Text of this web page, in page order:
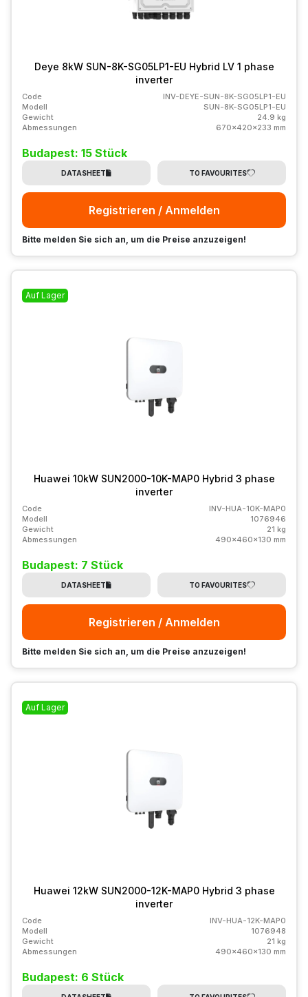
Deye 8kW SUN-8K-SG05LP1-EU Hybrid LV 1 phase
inverter
Code
INV-DEYE-SUN-8K-SG05LP1-EU
Modell
SUN-8K-SG05LP1-EU
Gewicht
24.9 kg
Abmessungen
670x420x233 mm
Budapest: 15 Stück
DATASHEET TO FAVOURITES
Registrieren / Anmelden
Bitte melden Sie sich an, um die Preise anzuzeigen!
Auf Lager
Huawei 10kW SUN2000-10K-MAP0 Hybrid 3 phase
inverter
Code
INV-HUA-10K-MAP0
Modell
1076946
Gewicht
21 kg
Abmessungen
490x460x130 mm
Budapest: 7 Stück
DATASHEET TO FAVOURITES
Registrieren / Anmelden
Bitte melden Sie sich an, um die Preise anzuzeigen!
Auf Lager
Huawei 12kW SUN2000-12K-MAP0 Hybrid 3 phase
inverter
Code
INV-HUA-12K-MAP0
Modell
1076948
Gewicht
21 kg
Abmessungen
490x460x130 mm
Budapest: 6 Stück